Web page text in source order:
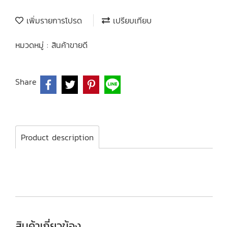
เพิ่มรายการโปรด
เปรียบเทียบ
หมวดหมู่ : สินค้าขายดี
Share
Product description